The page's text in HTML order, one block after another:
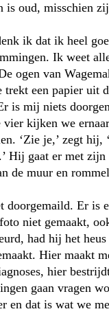
is oud, misschien
ik dat ik heel
Ik weet
ogen van
een papier uit
is mij niets
vier kijken we
‘Zie je,’ zegt hij,
Hij gaat er met
de muur en
doorgemaild. Er is
niet gemaakt,
had hij het
Hier maakt
hier
gaan vragen
en dat is wat we